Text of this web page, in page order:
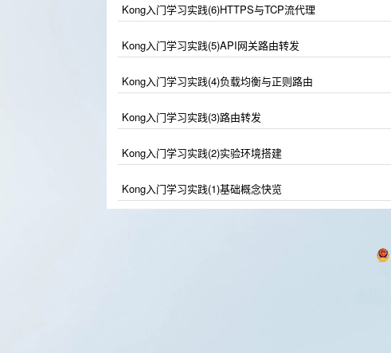
Kong入门学习实践(6)HTTPS与TCP流代理
Kong入门学习实践(5)API网关路由转发
Kong入门学习实践(4)负载均衡与正则路由
Kong入门学习实践(3)路由转发
Kong入门学习实践(2)实验环境搭建
Kong入门学习实践(1)基础概念快览